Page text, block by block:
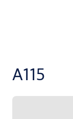
A115